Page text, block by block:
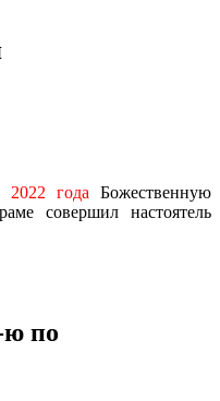
года Божественную
совершил настоятель
ю по